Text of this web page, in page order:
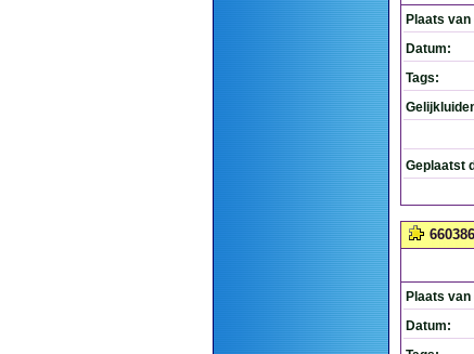
Plaats van
Datum:
Tags:
Geplaatst
660386
Plaats van
Datum: